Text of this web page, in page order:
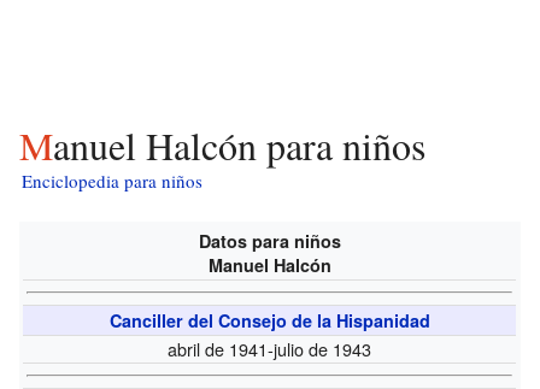
Manuel Halcón para niños
Enciclopedia para niños
Datos para niños
Manuel Halcón
Canciller del Consejo de la Hispanidad
abril de 1941-julio de 1943